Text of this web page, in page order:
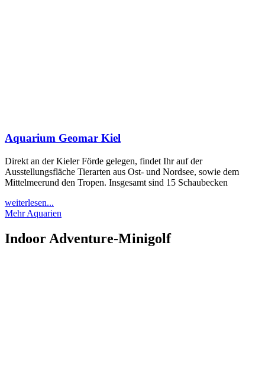
Aquarium Geomar Kiel
Direkt an der Kieler Förde gelegen, findet Ihr auf der
Ausstellungsfläche Tierarten aus Ost- und Nordsee, sowie dem
Mittelmeerund den Tropen. Insgesamt sind 15 Schaubecken
weiterlesen...
Mehr Aquarien
Indoor Adventure-Minigolf